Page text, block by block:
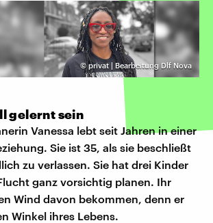
©privat | Bearbeitung Dlf Nova
gelernt sein
Vanessa lebt seit Jahren in einer
Sie ist 35, als sie beschließt
zu verlassen. Sie hat drei Kinder
ganz vorsichtig planen. Ihr
Wind davon bekommen, denn er
Winkel ihres Lebens.